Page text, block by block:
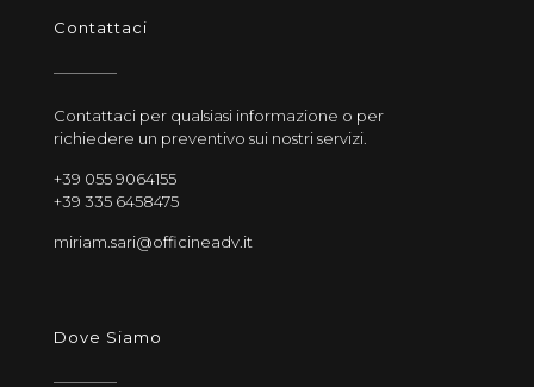
Contattaci
Contattaci per qualsiasi informazione o per
richiedere un preventivo sui nostri servizi.
+39 055 9064155
+39 335 6458475
miriam.sari@officineadv.it
Dove Siamo